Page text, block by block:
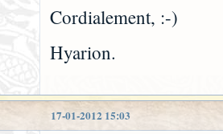
Cordialement, :-)
Hyarion.
17-01-2012 15:03